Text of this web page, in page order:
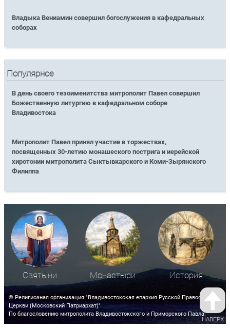
Владыка Вениамин совершил богослужения в кафедральных
соборах
Популярное
В день своего тезоименитства митрополит Павел совершил
Божественную литургию в кафедральном соборе
Владивостока
Митрополит Павел принял участие в торжествах,
посвященных 30-летию монашеского пострига и иерейской
хиротонии митрополита Сыктывкарского и Коми-Зырянского
Филиппа
Святыни Монастыри История
© Религиозная организация "Владивостокская епархия Русской Православной
Церкви (Московский Патриархат)"
По благословению митрополита Владивостокского и Приморского Павла.
НАВЕРХ